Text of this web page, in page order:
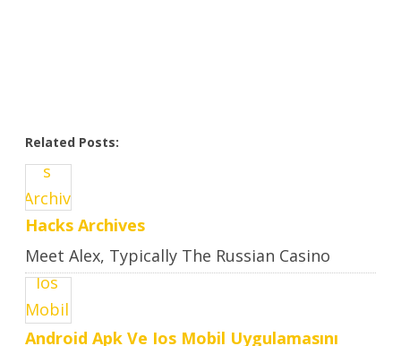
Related Posts:
Hacks Archives
Meet Alex, Typically The Russian Casino
Hacker Who Makes Large ..
Android Apk Ve Ios Mobil Uygulamasını